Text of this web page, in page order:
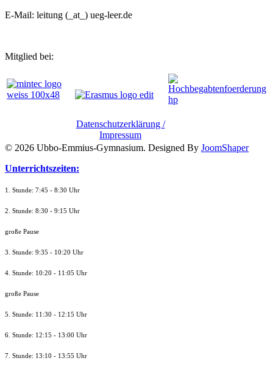
E-Mail: leitung (_at_) ueg-leer.de
Mitglied bei:
Datenschutzerklärung /
Impressum
© 2026 Ubbo-Emmius-Gymnasium. Designed By JoomShaper
Unterrichtszeiten:
1. Stunde: 7:45 - 8:30 Uhr
2. Stunde: 8:30 - 9:15 Uhr
große Pause
3. Stunde: 9:35 - 10:20 Uhr
4. Stunde: 10:20 - 11:05 Uhr
große Pause
5. Stunde: 11:30 - 12:15 Uhr
6. Stunde: 12:15 - 13:00 Uhr
7. Stunde: 13:10 - 13:55 Uhr